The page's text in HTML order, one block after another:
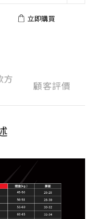
立即購買
方
顧客評價